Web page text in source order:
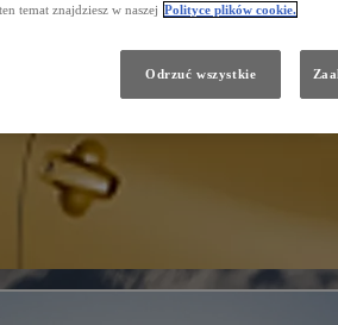
temat znajdziesz w naszej Polityce plików cookie.
Odrzuć wszystkie